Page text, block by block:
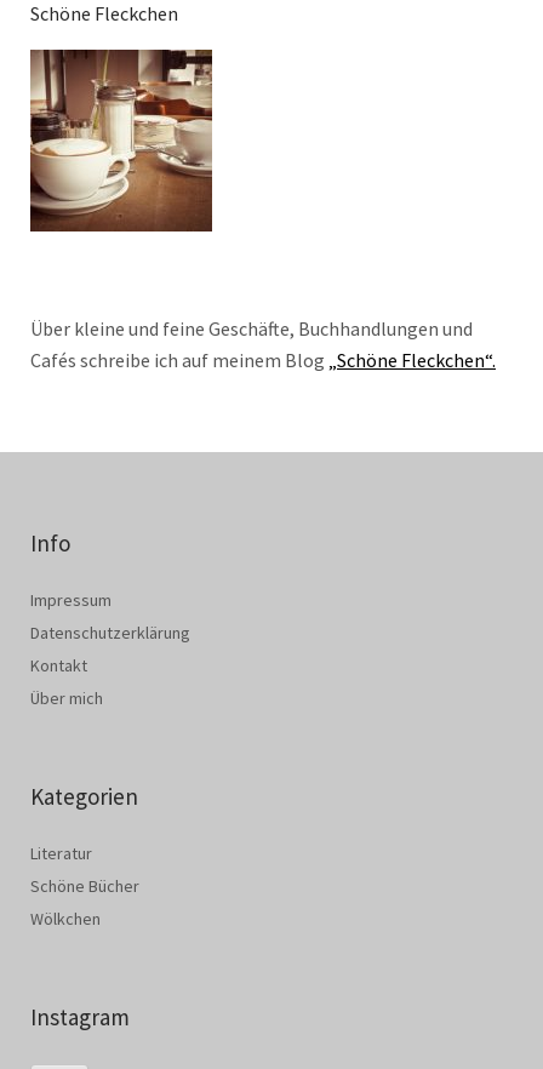
Schöne Fleckchen
Über kleine und feine Geschäfte, Buchhandlungen und
Cafés schreibe ich auf meinem Blog „Schöne Fleckchen“.
Info
Impressum
Datenschutzerklärung
Kontakt
Über mich
Kategorien
Literatur
Schöne Bücher
Wölkchen
Instagram